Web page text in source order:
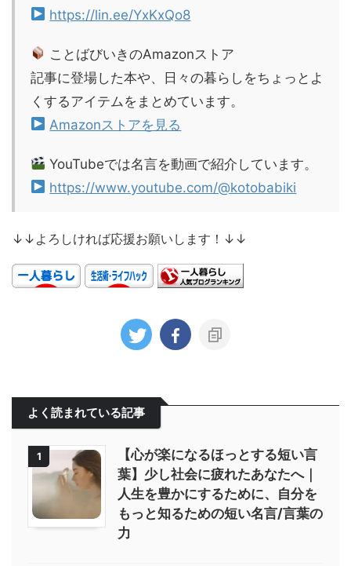
https://lin.ee/YxKxQo8
ことばびいきのAmazonストア
記事に登場した本や、日々の暮らしをちょっとよ
くするアイテムをまとめています。
Amazonストアを見る
YouTubeでは名言を動画で紹介しています。
https://www.youtube.com/@kotobabiki
↓↓よろしければ応援お願いします！↓↓
よく読まれている記事
1
【心が楽になるほっとする短い言
葉】少し社会に疲れたあなたへ｜
人生を豊かにするために、自分を
もっと知るための短い名言/言葉の
力